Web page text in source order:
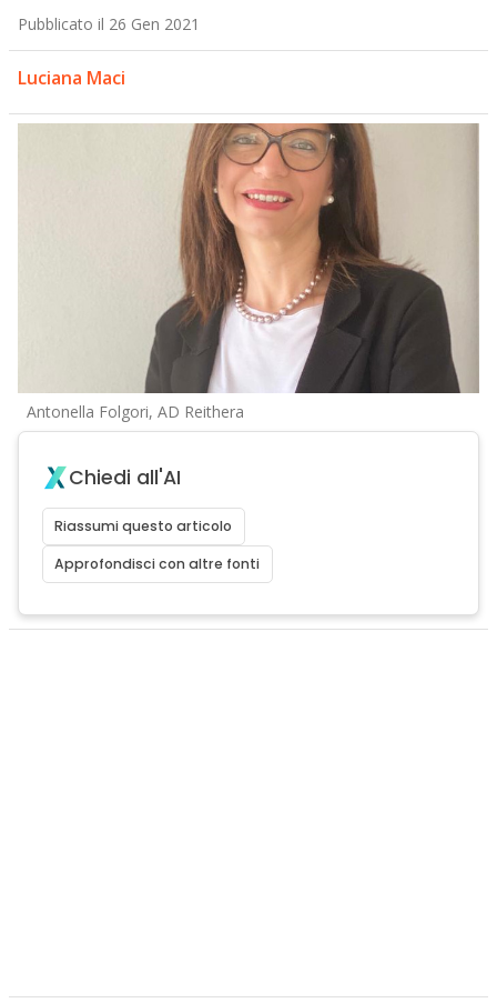
Pubblicato il 26 Gen 2021
Luciana Maci
Antonella Folgori, AD Reithera
Chiedi all'AI
Riassumi questo articolo
Approfondisci con altre fonti